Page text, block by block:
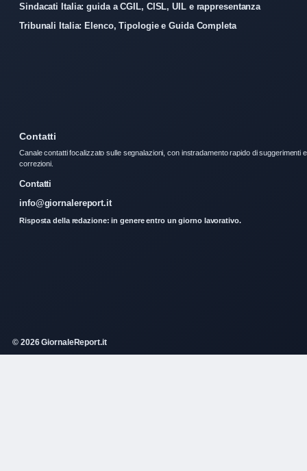
Sindacati Italia: guida a CGIL, CISL, UIL e rappresentanza
Tribunali Italia: Elenco, Tipologie e Guida Completa
Contatti
Canale contatti focalizzato sulle segnalazioni, con instradamento rapido di suggerimenti e
correzioni.
Contatti
info@giornalereport.it
Risposta della redazione: in genere entro un giorno lavorativo.
© 2026 GiornaleReport.it